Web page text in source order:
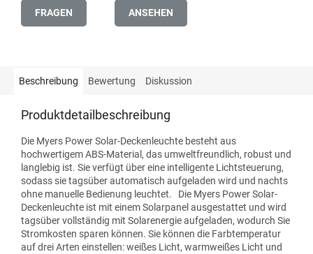
FRAGEN ANSEHEN
Beschreibung Bewertung Diskussion
Produktdetailbeschreibung
Die Myers Power Solar-Deckenleuchte besteht aus
hochwertigem ABS-Material, das umweltfreundlich, robust und
langlebig ist. Sie verfügt über eine intelligente Lichtsteuerung,
sodass sie tagsüber automatisch aufgeladen wird und nachts
ohne manuelle Bedienung leuchtet. Die Myers Power Solar-
Deckenleuchte ist mit einem Solarpanel ausgestattet und wird
tagsüber vollständig mit Solarenergie aufgeladen, wodurch Sie
Stromkosten sparen können. Sie können die Farbtemperatur
auf drei Arten einstellen: weißes Licht, warmweißes Licht und